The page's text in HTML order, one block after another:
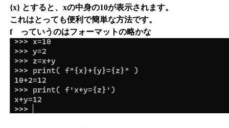
{x} とすると、xの中身の10が表示されます。
これはとっても便利で簡単な方法です。
f っていうのはフォーマットの略かな